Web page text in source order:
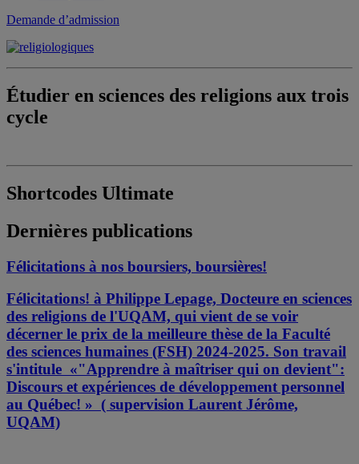
Demande d’admission
Étudier en sciences des religions aux trois
cycle
Shortcodes Ultimate
Dernières publications
Félicitations à nos boursiers, boursières!
Félicitations! à Philippe Lepage, Docteure en sciences
des religions de l'UQAM, qui vient de se voir
décerner le prix de la meilleure thèse de la Faculté
des sciences humaines (FSH) 2024-2025. Son travail
s'intitule «"Apprendre à maîtriser qui on devient":
Discours et expériences de développement personnel
au Québec! » ( supervision Laurent Jérôme,
UQAM)